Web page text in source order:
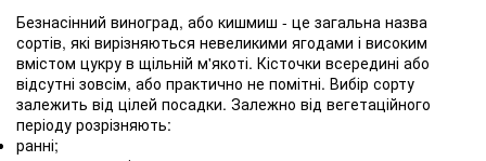
Безнасінний виноград, або кишмиш - це загальна назва
сортів, які вирізняються невеликими ягодами і високим
вмістом цукру в щільній м'якоті. Кісточки всередині або
відсутні зовсім, або практично не помітні. Вибір сорту
залежить від цілей посадки. Залежно від вегетаційного
періоду розрізняють:
ранні;